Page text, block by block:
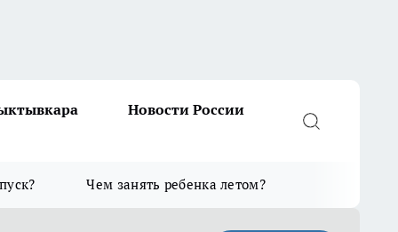
Новости России
Чем занять ребенка летом?